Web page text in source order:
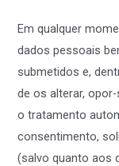
Em qualquer
dados pessoais
submetidos e,
de os alterar,
o tratamento
consentimento,
(salvo quanto aos